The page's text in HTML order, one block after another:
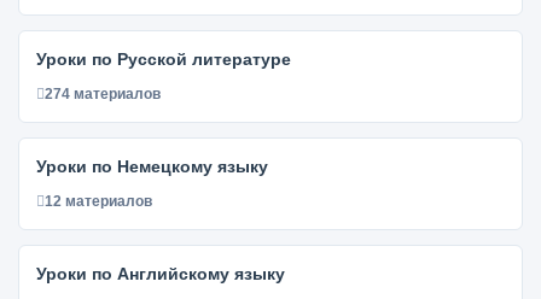
Уроки по Русской литературе
274 материалов
Уроки по Немецкому языку
12 материалов
Уроки по Английскому языку